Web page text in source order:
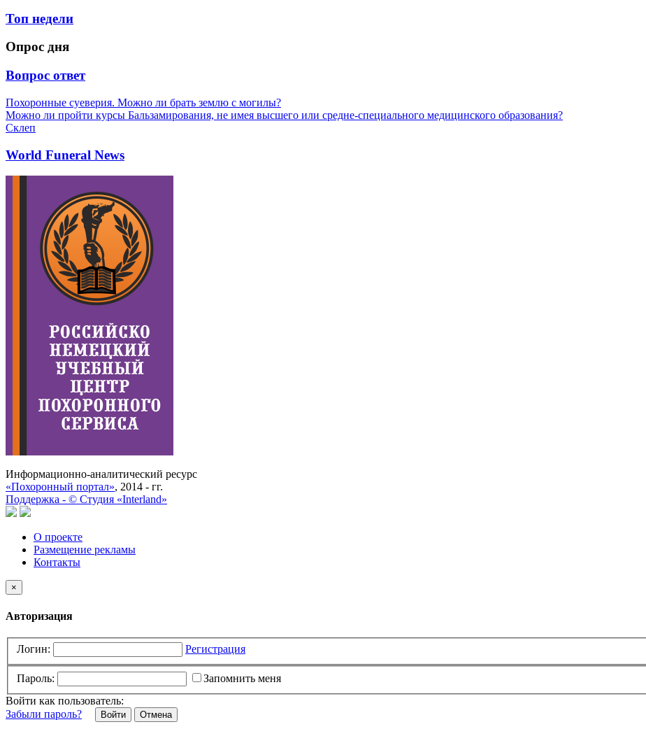
Топ недели
Опрос дня
Вопрос ответ
Похоронные суеверия. Можно ли брать землю с могилы?
Можно ли пройти курсы Бальзамирования, не имея высшего или средне-специального медицинского образования?
Склеп
World Funeral News
Информационно-аналитический ресурс
«Похоронный портал», 2014 - гг.
Поддержка - © Cтудия «Interland»
О проекте
Размещение рекламы
Контакты
×
Авторизация
Логин: Регистрация
Пароль:
Запомнить меня
Войти как пользователь:
Забыли пароль?
Отмена